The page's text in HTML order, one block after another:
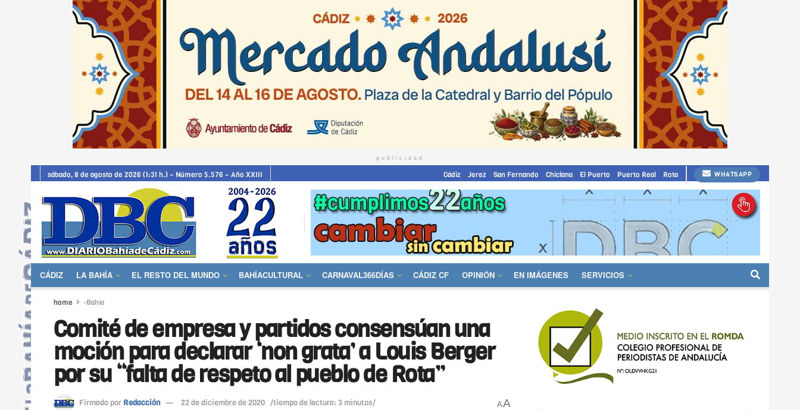
publicidad
sábado, 8 de agosto de 2026 (1:31 h.) – Número 5.576 – Año XXIII Cádiz Jerez San Fernando Chiclana El Puerto Puerto Real Rota WHATSAPP
CÁDIZ LA BAHÍA EL RESTO DEL MUNDO BAHÍACULTURAL CARNAVAL366DÍAS CÁDIZ CF OPINIÓN EN IMÁGENES SERVICIOS
home -Bahía
Comité de empresa y partidos consensúan una
moción para declarar ‘non grata’ a Louis Berger
por su “falta de respeto al pueblo de Rota”
Firmado por Redacción 22 de diciembre de 2020 /tiempo de lectura: 3 minutos/ AA